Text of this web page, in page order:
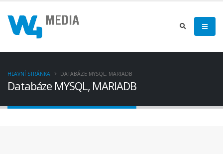
Databáze MYSQL, MARIADB
HLAVNÍ STRÁNKA DATABÁZE MYSQL, MARIADB